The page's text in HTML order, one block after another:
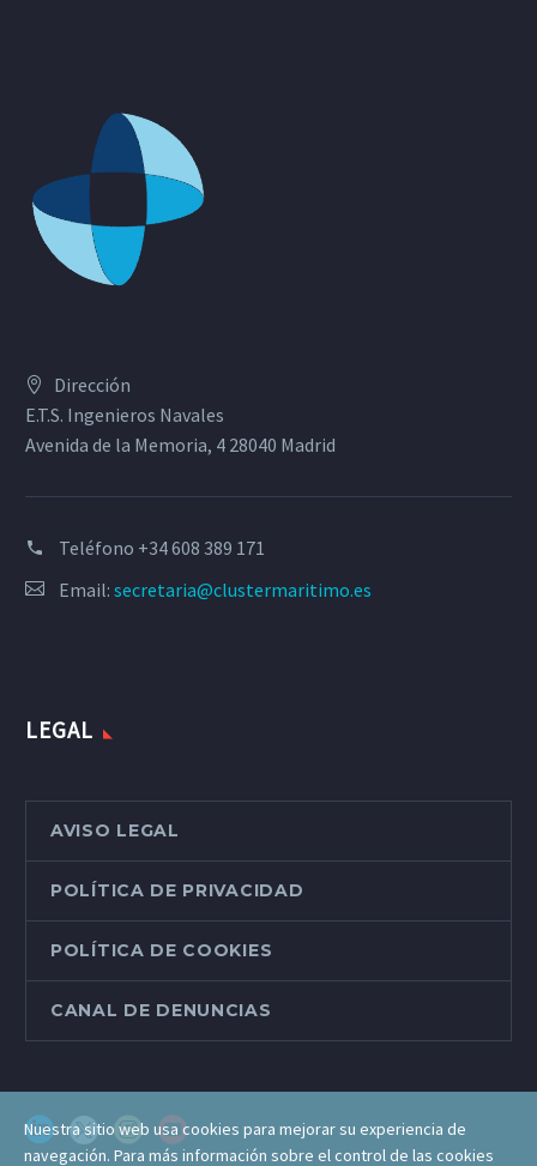
Dirección
E.T.S. Ingenieros Navales
Avenida de la Memoria, 4 28040 Madrid
Teléfono +34 608 389 171
Email: secretaria@clustermaritimo.es
LEGAL
AVISO LEGAL
POLÍTICA DE PRIVACIDAD
POLÍTICA DE COOKIES
CANAL DE DENUNCIAS
Nuestra sitio web usa cookies para mejorar su experiencia de
navegación. Para más información sobre el control de las cookies